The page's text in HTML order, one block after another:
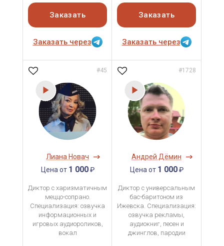
Заказать
Заказать через
Заказать
Заказать через
#45
Лиана Новач
Цена от 1 000₽
Диктор с харизматичным
меццо-сопрано.
Специализация: озвучка
информационных и
игровых аудиороликов,
вокал
#1728
Андрей Дёмин
Цена от 1 000₽
Диктор с универсальным
бас-баритоном из
Ижевска. Специализация:
озвучка рекламы,
аудиокниг, песен и
джинглов, пародии